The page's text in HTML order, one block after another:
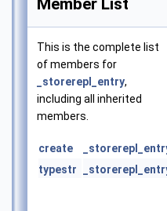
Member List
This is the complete list
of members for
_storerepl_entry,
including all inherited
members.
create
typestr